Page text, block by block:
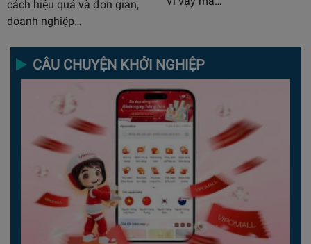
cách hiệu quả và đơn giản,
doanh nghiệp…
CÂU CHUYỆN KHỞI NGHIỆP